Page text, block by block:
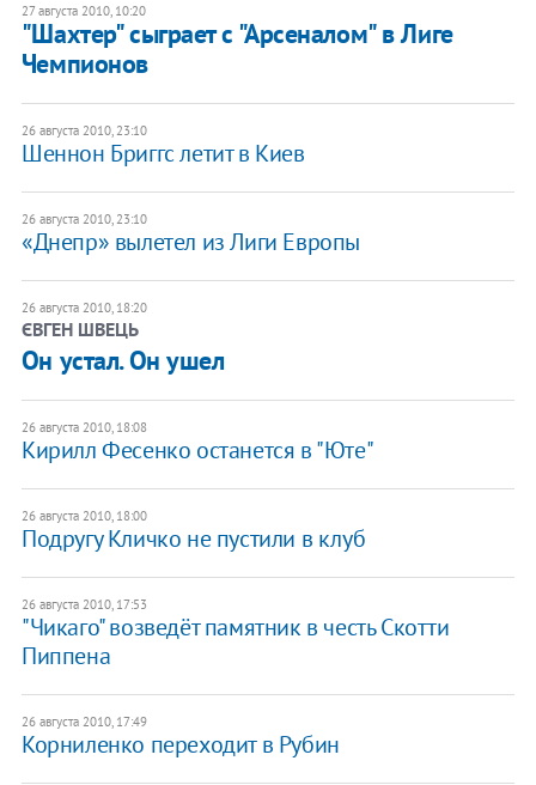
27 августа 2010, 10:20
"Шахтер" сыграет с "Арсеналом" в Лиге
Чемпионов
26 августа 2010, 23:10
Шеннон Бриггс летит в Киев
26 августа 2010, 23:10
«Днепр» вылетел из Лиги Европы
26 августа 2010, 18:20
ЄВГЕН ШВЕЦЬ
​Он устал. Он ушел
26 августа 2010, 18:08
Кирилл Фесенко останется в "Юте"
26 августа 2010, 18:00
Подругу Кличко не пустили в клуб
26 августа 2010, 17:53
"Чикаго" возведёт памятник в честь Скотти
Пиппена
26 августа 2010, 17:49
Корниленко переходит в Рубин